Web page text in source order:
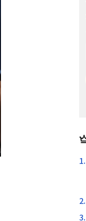
1.
2.
3.